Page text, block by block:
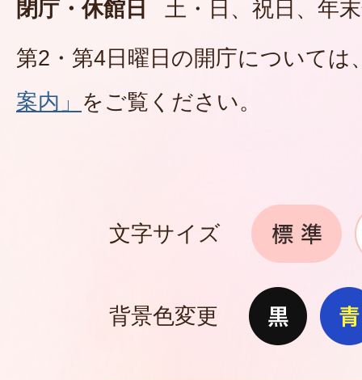
閉庁・休館日
土・日、祝日、年
第2・第4日曜日の開庁については
案内」 をご覧ください。
文字サイズ
背景色変更